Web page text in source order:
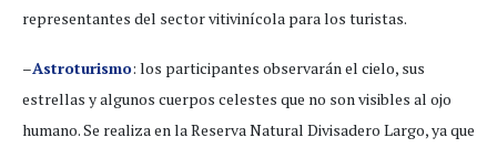
representantes del sector vitivinícola para los turistas.
–Astroturismo: los participantes observarán el cielo, sus
estrellas y algunos cuerpos celestes que no son visibles al ojo
humano. Se realiza en la Reserva Natural Divisadero Largo, ya que